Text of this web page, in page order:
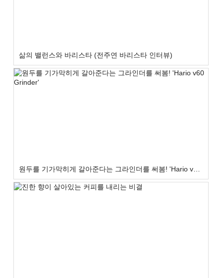
삶의 밸런스와 바리스타 (전주연 바리스타 인터뷰)